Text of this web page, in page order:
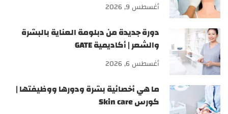
أغسطس 9, 2026
دورة جديدة من دبلومة العناية بالبشرة
والشعر | أكاديمية GATE
أغسطس 6, 2026
ما هي أخصائية بشرة ودورها ووظيفتها |
كورس Skin care